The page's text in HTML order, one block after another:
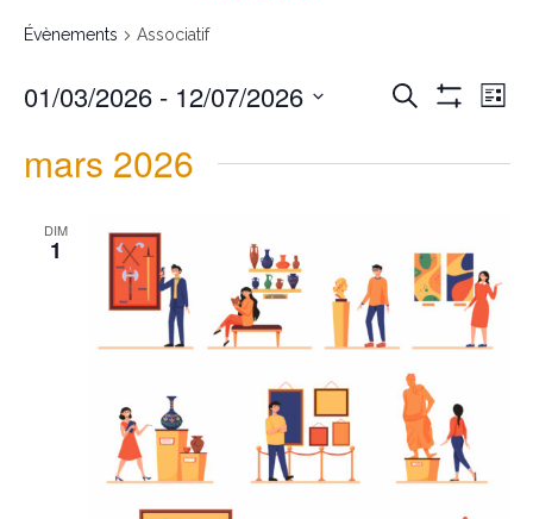
Évènements Associatif
navigation
deRecherche
de
vues
Évènement
List
01/03/2026 - 12/07/2026
mars 2026
DIM
1